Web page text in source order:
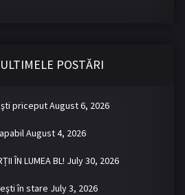
POSTĂRI
priceputAugust 6, 2026
August 4, 2026
ÎN LUMEA BL! July 30, 2026
în stare July 3, 2026